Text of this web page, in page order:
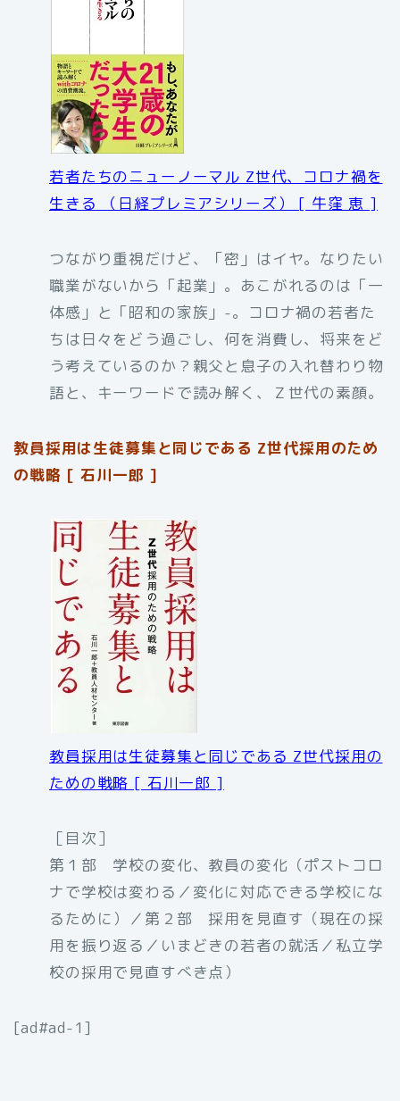
若者たちのニューノーマル Z世代、コロナ禍を
生きる （日経プレミアシリーズ） [ 牛窪 恵 ]
つながり重視だけど、「密」はイヤ。なりたい
職業がないから「起業」。あこがれるのは「一
体感」と「昭和の家族」-。コロナ禍の若者た
ちは日々をどう過ごし、何を消費し、将来をど
う考えているのか？親父と息子の入れ替わり物
語と、キーワードで読み解く、Ｚ世代の素顔。
教員採用は生徒募集と同じである Z世代採用のため
の戦略 [ 石川一郎 ]
教員採用は生徒募集と同じである Z世代採用の
ための戦略 [ 石川一郎 ]
［目次］
第１部 学校の変化、教員の変化（ポストコロ
ナで学校は変わる／変化に対応できる学校にな
るために）／第２部 採用を見直す（現在の採
用を振り返る／いまどきの若者の就活／私立学
校の採用で見直すべき点）
[ad#ad-1]